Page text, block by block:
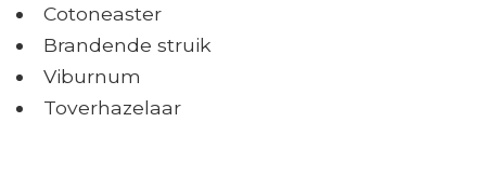
Cotoneaster
Brandende struik
Viburnum
Toverhazelaar